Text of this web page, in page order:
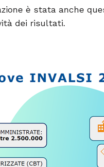
è stata anche
dei risultati.